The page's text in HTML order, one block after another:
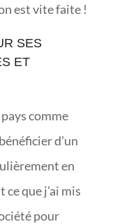
est vite faite !
SES
ET
comme
d’un
en
que j’ai mis
pour